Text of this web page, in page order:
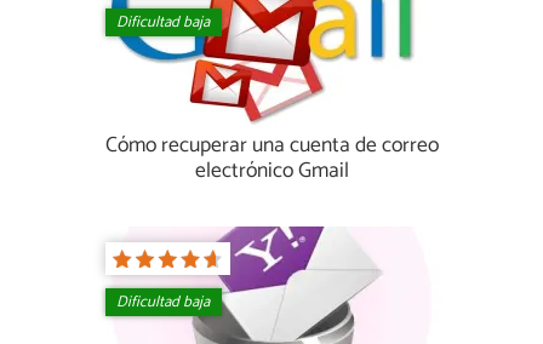
Dificultad baja
Cómo recuperar una cuenta de correo
electrónico Gmail
Dificultad baja